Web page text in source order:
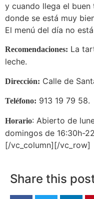
y cuando llega el
donde se está muy
El menú del día no
Recomendaciones: La
leche.
Dirección: Calle de
Teléfono: 913 19 79 58.
Horario: Abierto de
domingos de 16:30h-
[/vc_column][/vc_row]
Share this